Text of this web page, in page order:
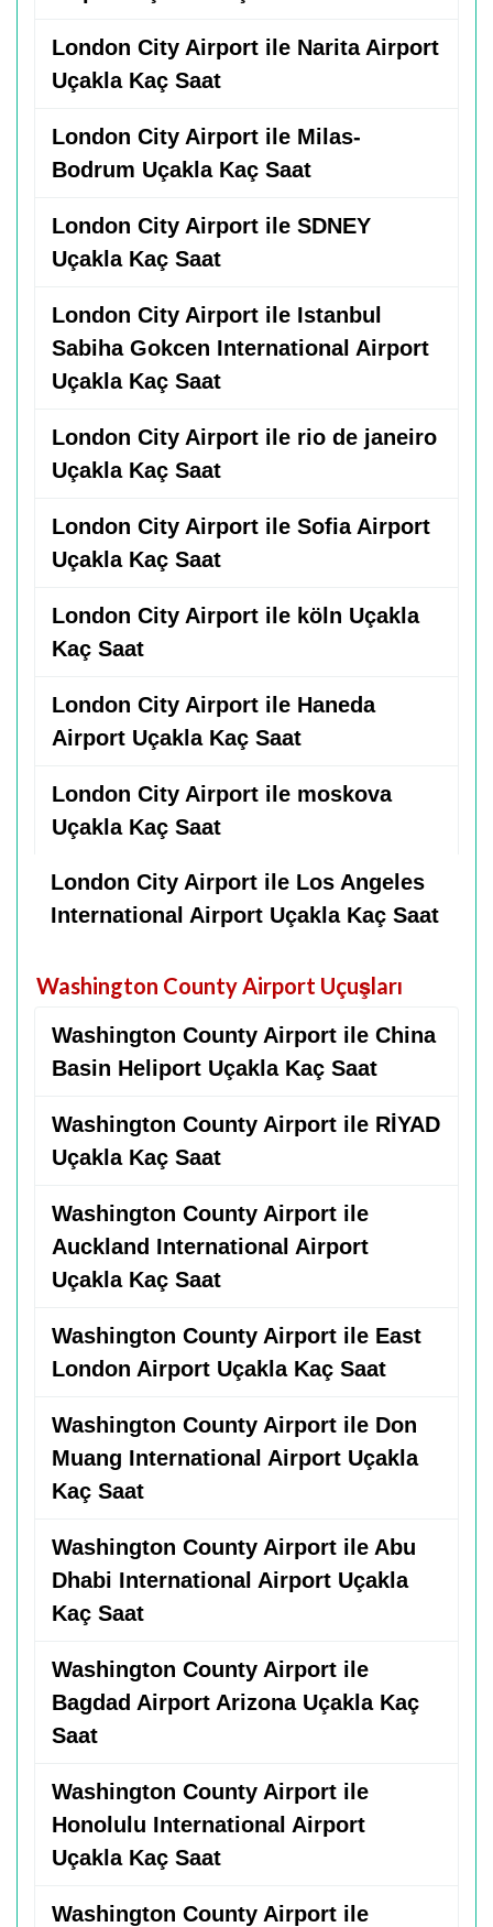
London City Airport ile Narita Airport
Uçakla Kaç Saat
London City Airport ile Milas-
Bodrum Uçakla Kaç Saat
London City Airport ile SDNEY
Uçakla Kaç Saat
London City Airport ile Istanbul
Sabiha Gokcen International Airport
Uçakla Kaç Saat
London City Airport ile rio de janeiro
Uçakla Kaç Saat
London City Airport ile Sofia Airport
Uçakla Kaç Saat
London City Airport ile köln Uçakla
Kaç Saat
London City Airport ile Haneda
Airport Uçakla Kaç Saat
London City Airport ile moskova
Uçakla Kaç Saat
London City Airport ile Los Angeles
International Airport Uçakla Kaç Saat
Washington County Airport Uçuşları
Washington County Airport ile China
Basin Heliport Uçakla Kaç Saat
Washington County Airport ile RİYAD
Uçakla Kaç Saat
Washington County Airport ile
Auckland International Airport
Uçakla Kaç Saat
Washington County Airport ile East
London Airport Uçakla Kaç Saat
Washington County Airport ile Don
Muang International Airport Uçakla
Kaç Saat
Washington County Airport ile Abu
Dhabi International Airport Uçakla
Kaç Saat
Washington County Airport ile
Bagdad Airport Arizona Uçakla Kaç
Saat
Washington County Airport ile
Honolulu International Airport
Uçakla Kaç Saat
Washington County Airport ile